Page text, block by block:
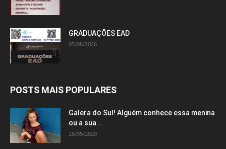
GRADUAÇÕES EAD
05/08/2026
POSTS MAIS POPULARES
Galera do Sul! Alguém conhece essa menina
ou a sua...
26/05/2020